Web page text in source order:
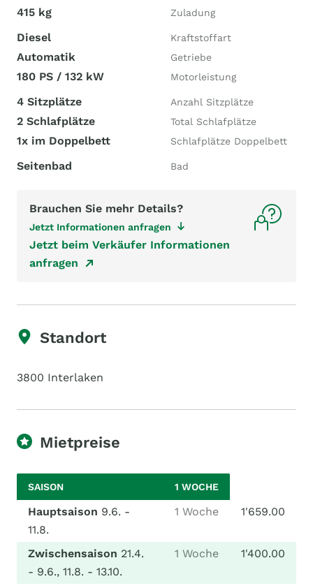
415 kg Zuladung
Diesel Kraftstoffart
Automatik Getriebe
180 PS / 132 kW Motorleistung
4 Sitzplätze Anzahl Sitzplätze
2 Schlafplätze Total Schlafplätze
1x im Doppelbett Schlafplätze Doppelbett
Seitenbad Bad
Brauchen Sie mehr Details?
Jetzt Informationen anfragen
Jetzt beim Verkäufer Informationen
anfragen
Standort
3800 Interlaken
Mietpreise
SAISON 1 WOCHE
Hauptsaison 9.6. -
11.8.
1 Woche 1'659.00
Zwischensaison 21.4.
- 9.6., 11.8. - 13.10.
1 Woche 1'400.00